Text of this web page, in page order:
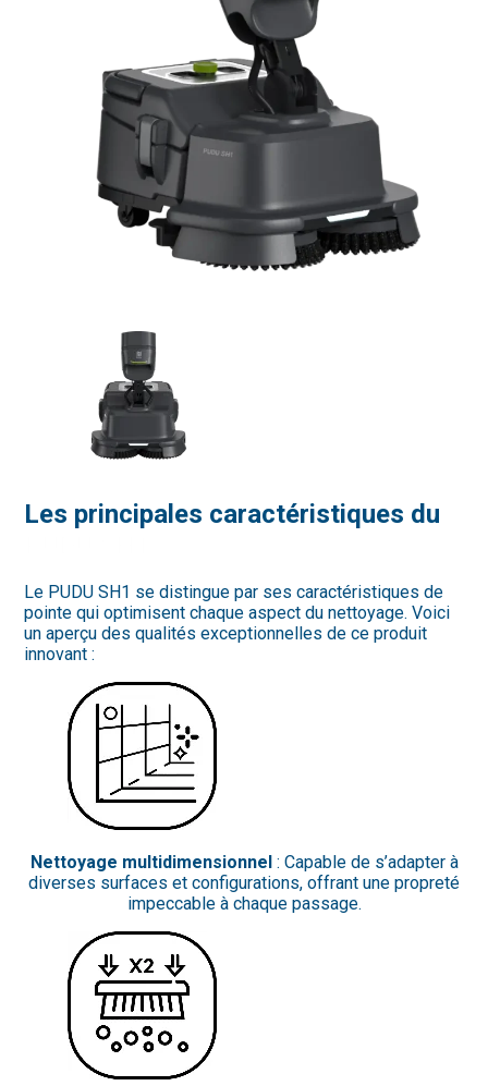
Les principales caractéristiques du
Le PUDU SH1 se distingue par ses caractéristiques de
pointe qui optimisent chaque aspect du nettoyage. Voici
un aperçu des qualités exceptionnelles de ce produit
innovant :
Nettoyage multidimensionnel: Capable de s’adapter à
diverses surfaces et configurations, offrant une propreté
impeccable à chaque passage.